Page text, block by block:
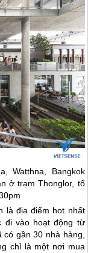
Watthna, Bangkok
ở trạm Thonglor, tổ
là địa điểm hot nhất
đi vào hoạt động từ
gần 30 nhà hàng,
chỉ là một nơi mua